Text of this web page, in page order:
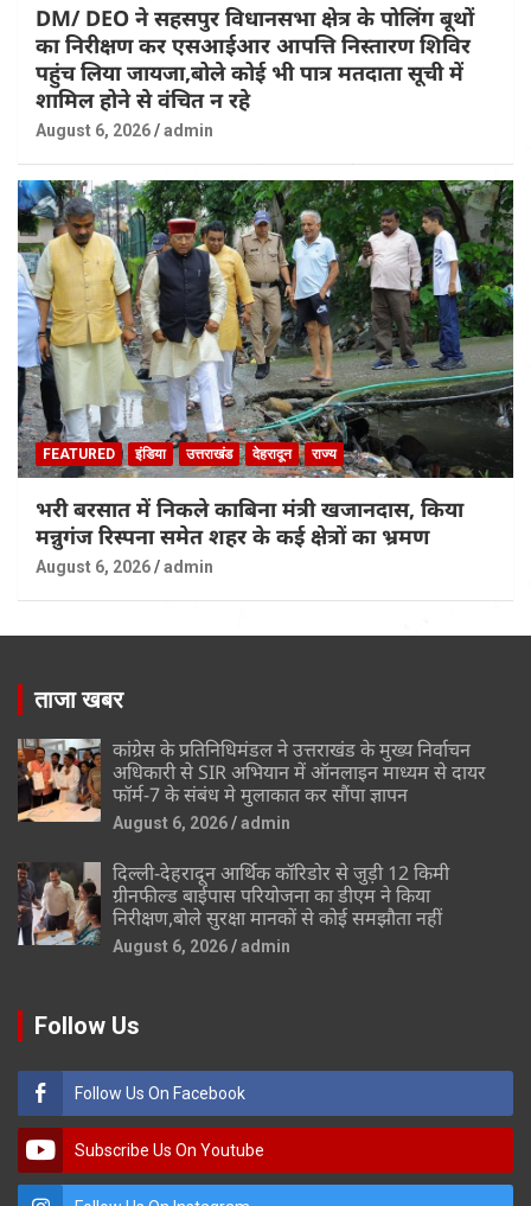
DM/ DEO ने सहसपुर विधानसभा क्षेत्र के पोलिंग बूथों
का निरीक्षण कर एसआईआर आपत्ति निस्तारण शिविर
पहुंच लिया जायजा,बोले कोई भी पात्र मतदाता सूची में
शामिल होने से वंचित न रहे
August 6, 2026 admin
FEATURED इंडिया उत्तराखंड देहरादून राज्य
भरी बरसात में निकले काबिना मंत्री खजानदास, किया
मन्नुगंज रिस्पना समेत शहर के कई क्षेत्रों का भ्रमण
August 6, 2026 admin
ताजा खबर
कांग्रेस के प्रतिनिधिमंडल ने उत्तराखंड के मुख्य निर्वाचन
अधिकारी से SIR अभियान में ऑनलाइन माध्यम से दायर
फॉर्म-7 के संबंध मे मुलाकात कर सौंपा ज्ञापन
August 6, 2026 admin
दिल्ली-देहरादून आर्थिक कॉरिडोर से जुड़ी 12 किमी
ग्रीनफील्ड बाईपास परियोजना का डीएम ने किया
निरीक्षण,बोले सुरक्षा मानकों से कोई समझौता नहीं
August 6, 2026 admin
Follow Us
Follow Us On Facebook
Subscribe Us On Youtube